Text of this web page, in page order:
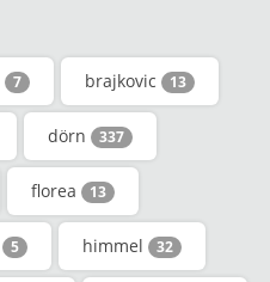
7 brajkovic 13
dörn 337
florea 13
5 himmel 32